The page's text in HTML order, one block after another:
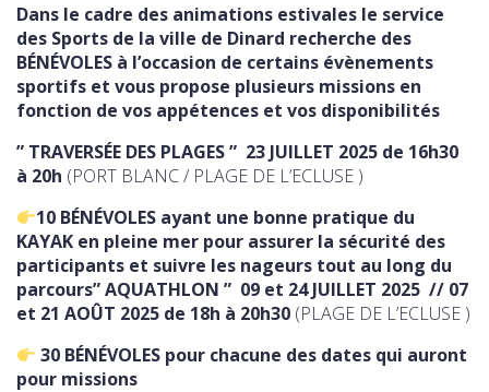
Dans le cadre des animations estivales le service
des Sports de la ville de Dinard recherche des
BÉNÉVOLES à l’occasion de certains évènements
sportifs et vous propose plusieurs missions en
fonction de vos appétences et vos disponibilités
” TRAVERSÉE DES PLAGES ” 23 JUILLET 2025 de 16h30
à 20h (PORT BLANC / PLAGE DE L’ECLUSE )
10 BÉNÉVOLES ayant une bonne pratique du
KAYAK en pleine mer pour assurer la sécurité des
participants et suivre les nageurs tout au long du
parcours” AQUATHLON ” 09 et 24 JUILLET 2025 // 07
et 21 AOÛT 2025 de 18h à 20h30 (PLAGE DE L’ECLUSE )
30 BÉNÉVOLES pour chacune des dates qui auront
pour missions